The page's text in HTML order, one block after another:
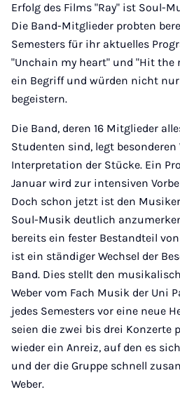
Erfolg des Films "Ray" ist Soul-
Die Band-Mitglieder probten
Semesters für ihr aktuelles
"Unchain my heart" und "Hit the
ein Begriff und würden nicht
begeistern.
Die Band, deren 16 Mitglieder
Studenten sind, legt
Interpretation der Stücke. Ein
Januar wird zur intensiven
Doch schon jetzt ist den
Soul-Musik deutlich
bereits ein fester Bestandteil
ist ein ständiger Wechsel der
Band. Dies stellt den
Weber vom Fach Musik der Uni
jedes Semesters vor eine neue
seien die zwei bis drei Konzerte
wieder ein Anreiz, auf den es
und der die Gruppe schnell
Weber.